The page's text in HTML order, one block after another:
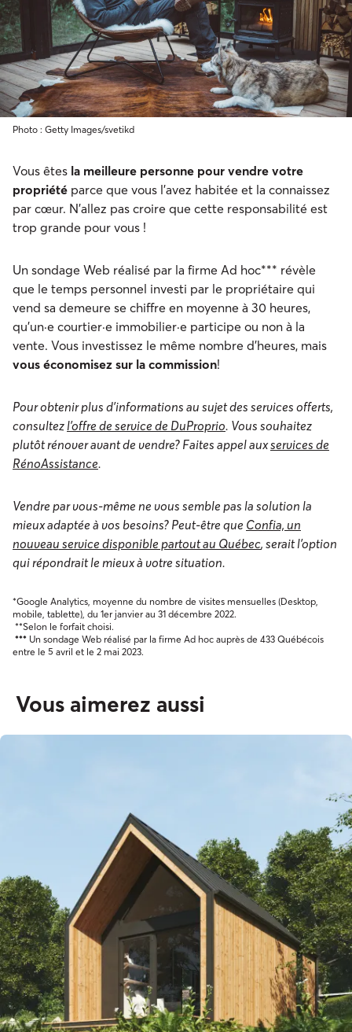
Photo : Getty Images/svetikd
Vous êtes la meilleure personne pour vendre votre
propriété parce que vous l’avez habitée et la connaissez
par cœur. N’allez pas croire que cette responsabilité est
trop grande pour vous !
Un sondage Web réalisé par la firme Ad hoc*** révèle
que le temps personnel investi par le propriétaire qui
vend sa demeure se chiffre en moyenne à 30 heures,
qu’un·e courtier·e immobilier·e participe ou non à la
vente. Vous investissez le même nombre d’heures, mais
vous économisez sur la commission!
Pour obtenir plus d’informations au sujet des services offerts,
consultez l'offre de service de DuProprio. Vous souhaitez
plutôt rénover avant de vendre? Faites appel auxservices de
RénoAssistance.
Vendre par vous-même ne vous semble pas la solution la
mieux adaptée à vos besoins? Peut-être que Confia, un
nouveau service disponible partout au Québec, serait l’option
qui répondrait le mieux à votre situation.
*Google Analytics, moyenne du nombre de visites mensuelles (Desktop,
mobile, tablette), du 1er janvier au 31 décembre 2022.
**Selon le forfait choisi.
*** Un sondage Web réalisé par la firme Ad hoc auprès de 433 Québécois
entre le 5 avril et le 2 mai 2023.
Vous aimerez aussi